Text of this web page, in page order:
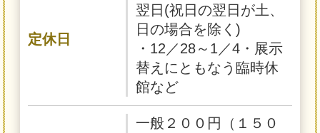
定休日
翌日(祝日の翌日が土、
日の場合を除く)
・12／28～1／4・展示
替えにともなう臨時休
館など
一般２００円（１５０